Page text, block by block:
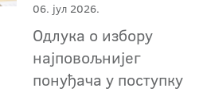
06. јул 2026.
Oдлука о избору
најповољнијег
понуђача у поступку